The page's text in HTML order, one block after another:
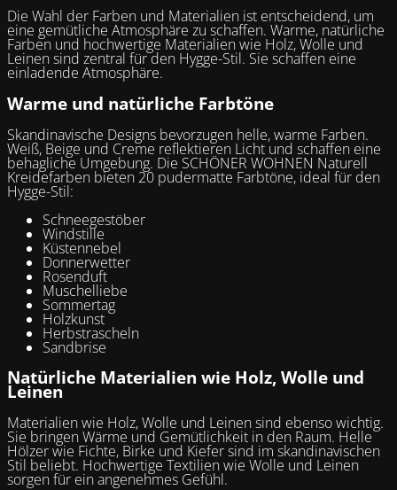
Die Wahl der Farben und Materialien ist entscheidend, um
eine gemütliche Atmosphäre zu schaffen. Warme, natürliche
Farben und hochwertige Materialien wie Holz, Wolle und
Leinen sind zentral für den Hygge-Stil. Sie schaffen eine
einladende Atmosphäre.
Warme und natürliche Farbtöne
Skandinavische Designs bevorzugen helle, warme Farben.
Weiß, Beige und Creme reflektieren Licht und schaffen eine
behagliche Umgebung. Die SCHÖNER WOHNEN Naturell
Kreidefarben bieten 20 pudermatte Farbtöne, ideal für den
Hygge-Stil:
Schneegestöber
Windstille
Küstennebel
Donnerwetter
Rosenduft
Muschelliebe
Sommertag
Holzkunst
Herbstrascheln
Sandbrise
Natürliche Materialien wie Holz, Wolle und
Leinen
Materialien wie Holz, Wolle und Leinen sind ebenso wichtig.
Sie bringen Wärme und Gemütlichkeit in den Raum. Helle
Hölzer wie Fichte, Birke und Kiefer sind im skandinavischen
Stil beliebt. Hochwertige Textilien wie Wolle und Leinen
sorgen für ein angenehmes Gefühl.